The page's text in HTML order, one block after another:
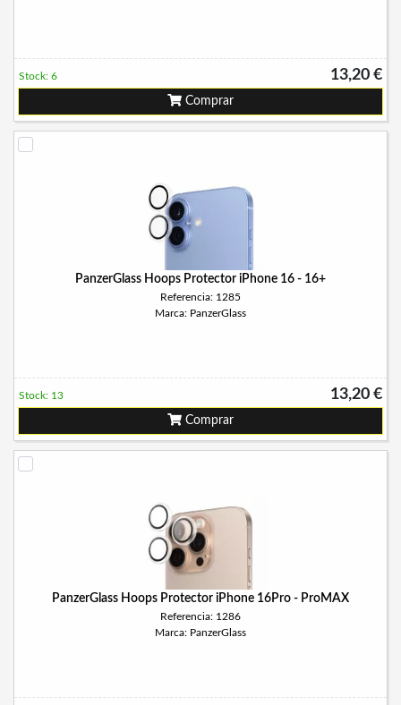
13,20 €
Stock: 6
Comprar
PanzerGlass Hoops Protector iPhone 16 - 16+
Referencia: 1285
Marca: PanzerGlass
13,20 €
Stock: 13
Comprar
PanzerGlass Hoops Protector iPhone 16Pro - ProMAX
Referencia: 1286
Marca: PanzerGlass